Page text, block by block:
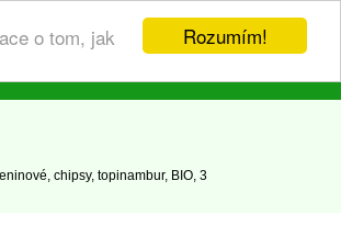
Rozumím!
o tom, jak
chipsy, topinambur, BIO, 3